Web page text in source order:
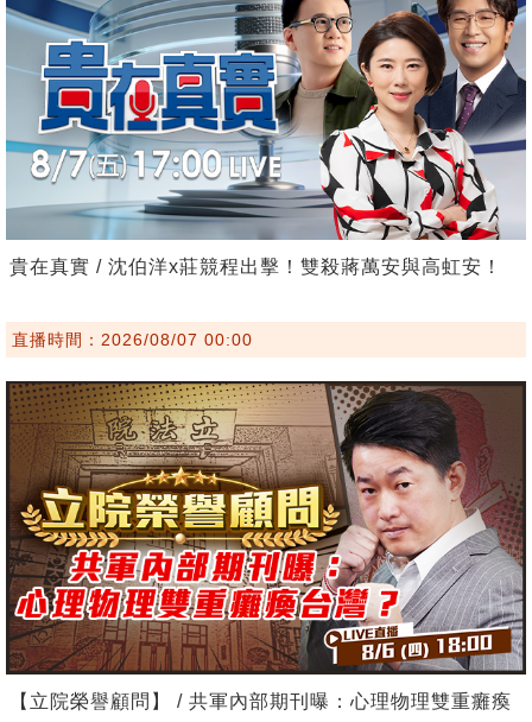
貴在真實 / 沈伯洋x莊競程出擊！雙殺蔣萬安與高虹安！
直播時間：2026/08/07 00:00
【立院榮譽顧問】 / 共軍內部期刊曝：心理物理雙重癱瘓